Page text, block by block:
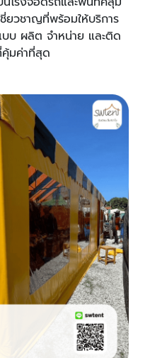
ยวชาญที่พร้อมให้บริการ
บ ผลิต จำหน่าย และติด
มค่าที่สุด